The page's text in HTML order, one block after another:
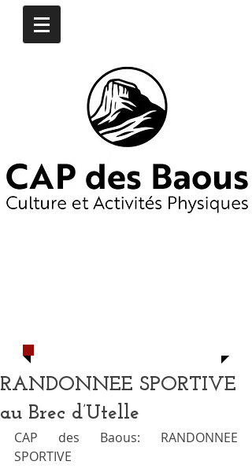
RANDONNEE SPORTIVE
au Brec d’Utelle
CAP des Baous: RANDONNEE
SPORTIVE